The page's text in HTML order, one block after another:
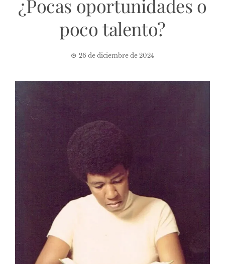
¿Pocas oportunidades o
poco talento?
26 de diciembre de 2024